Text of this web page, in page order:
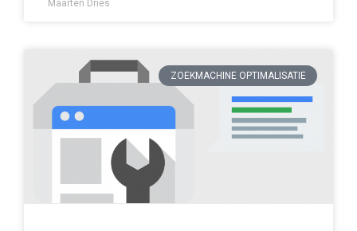
Maarten Dries
ZOEKMACHINE OPTIMALISATIE